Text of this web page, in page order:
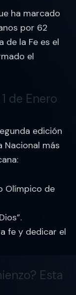
ha marcado
por 62
de la Fe es el
el
de Enero
edición
Nacional más
Olímpico de
fe y dedicar el
Esta